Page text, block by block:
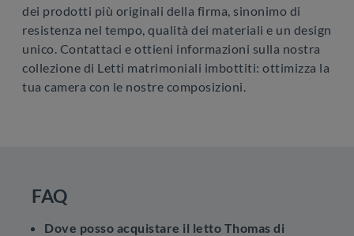
dei prodotti più originali della firma, sinonimo di
resistenza nel tempo, qualità dei materiali e un design
unico. Contattaci e ottieni informazioni sulla nostra
collezione di Letti matrimoniali imbottiti: ottimizza la
tua camera con le nostre composizioni.
FAQ
Dove posso acquistare il letto Thomas di